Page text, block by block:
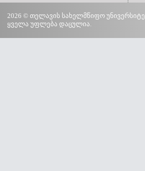
2026 © თელავის სახელმწიფო
ყველა უფლება დაცულია.